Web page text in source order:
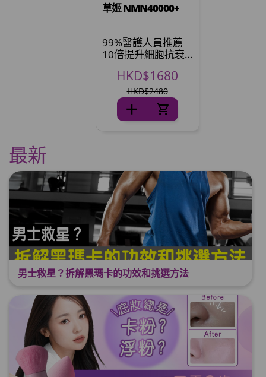
草姬 NMN40000+
99%醫護人員推薦
10倍提升細胞抗衰
HKD$1680
HKD$2480
最新
男士救星？拆解黑瑪卡的功效和挑選方法